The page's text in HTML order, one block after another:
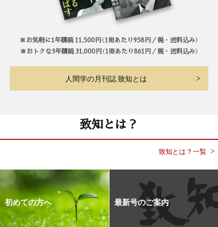
※お気軽に1年購読 11,500円（1冊あたり958円／税・送料込み）
※おトクな3年購読 31,000円（1冊あたり861円／税・送料込み）
人間学の月刊誌 致知とは
致知とは？
致知とは？一覧
初めての方へ 最新号のご案内